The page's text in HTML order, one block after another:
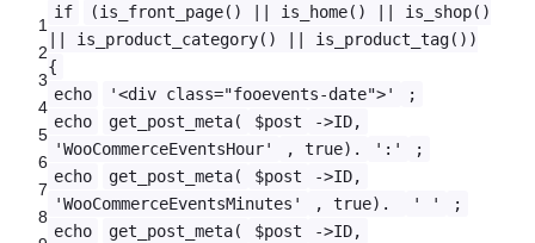
1
2
3
4
5
6
7
8
if
(is_front_page() || is_home() || is_shop()
|| is_product_category() || is_product_tag())
{
echo
'<div class="fooevents-date">'
;
echo
get_post_meta( $post
->ID,
'WooCommerceEventsHour'
, true). ':'
;
echo
get_post_meta( $post
->ID,
'WooCommerceEventsMinutes'
, true). ' '
;
echo
get_post_meta( $post
->ID,